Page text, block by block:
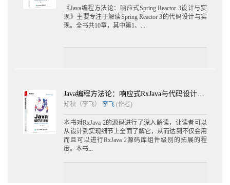
8.4 controller层的实现逻辑改造 279《Java编程方法论：响应式Spring Reactor 3设计与实
现》主要专注于解读Spring Reactor 3的代码设计与实
现。全书共10章，其中第1、...
Java编程方法论：响应式RxJava与代码设计实战
知秋（李飞）李飞 (作者)
本书对RxJava 2的源码进行了深入解读，让读者可以
从设计到实现细节上全面了解它，从而达到不仅会用
而且可以进行RxJava 2源码库组件级别的拓展的程
度。本书...